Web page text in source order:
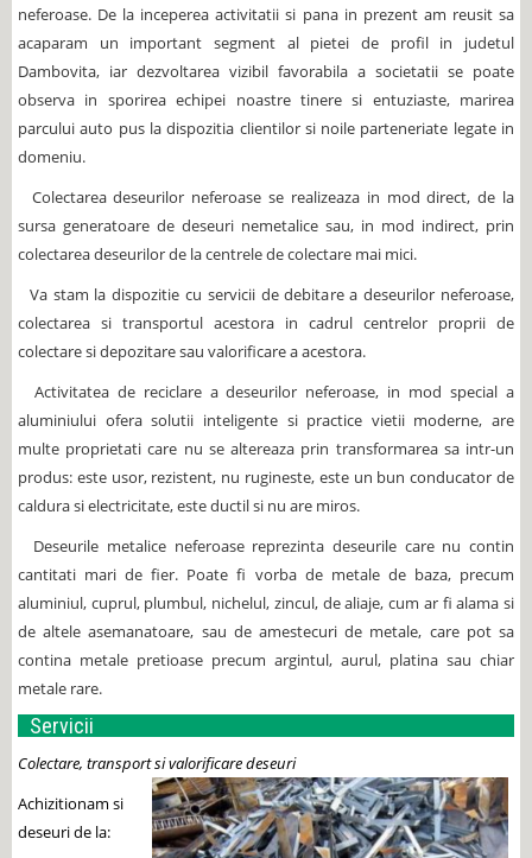
neferoase. De la inceperea activitatii si pana in prezent am reusit sa
acaparam un important segment al pietei de profil in judetul
Dambovita, iar dezvoltarea vizibil favorabila a societatii se poate
observa in sporirea echipei noastre tinere si entuziaste, marirea
parcului auto pus la dispozitia clientilor si noile parteneriate legate in
domeniu.
Colectarea deseurilor neferoase se realizeaza in mod direct, de la
sursa generatoare de deseuri nemetalice sau, in mod indirect, prin
colectarea deseurilor de la centrele de colectare mai mici.
Va stam la dispozitie cu servicii de debitare a deseurilor neferoase,
colectarea si transportul acestora in cadrul centrelor proprii de
colectare si depozitare sau valorificare a acestora.
Activitatea de reciclare a deseurilor neferoase, in mod special a
aluminiului ofera solutii inteligente si practice vietii moderne, are
multe proprietati care nu se altereaza prin transformarea sa intr-un
produs: este usor, rezistent, nu rugineste, este un bun conducator de
caldura si electricitate, este ductil si nu are miros.
Deseurile metalice neferoase reprezinta deseurile care nu contin
cantitati mari de fier. Poate fi vorba de metale de baza, precum
aluminiul, cuprul, plumbul, nichelul, zincul, de aliaje, cum ar fi alama si
de altele asemanatoare, sau de amestecuri de metale, care pot sa
contina metale pretioase precum argintul, aurul, platina sau chiar
metale rare.
Servicii
Colectare, transport si valorificare deseuri
Achizitionam si
deseuri de la: